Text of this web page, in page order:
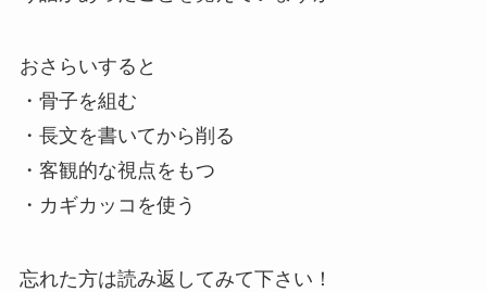
おさらいすると
・骨子を組む
・長文を書いてから削る
・客観的な視点をもつ
・カギカッコを使う
忘れた方は読み返してみて下さい！